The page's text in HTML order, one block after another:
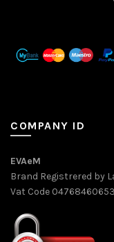
COMPANY ID
EVAeM
Brand Registrered by
Vat Code 04768460653